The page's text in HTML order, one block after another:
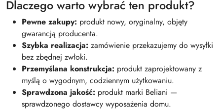
Dlaczego warto wybrać ten produkt?
Pewne zakupy: produkt nowy, oryginalny, objęty
gwarancją producenta.
Szybka realizacja: zamówienie przekazujemy do wysyłki
bez zbędnej zwłoki.
Przemyślana konstrukcja: produkt zaprojektowany z
myślą o wygodnym, codziennym użytkowaniu.
Sprawdzona jakość: produkt marki Beliani —
sprawdzonego dostawcy wyposażenia domu.